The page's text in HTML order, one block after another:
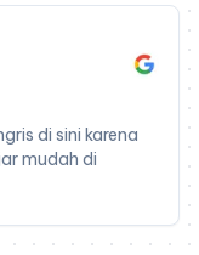
di sini karena
mudah di